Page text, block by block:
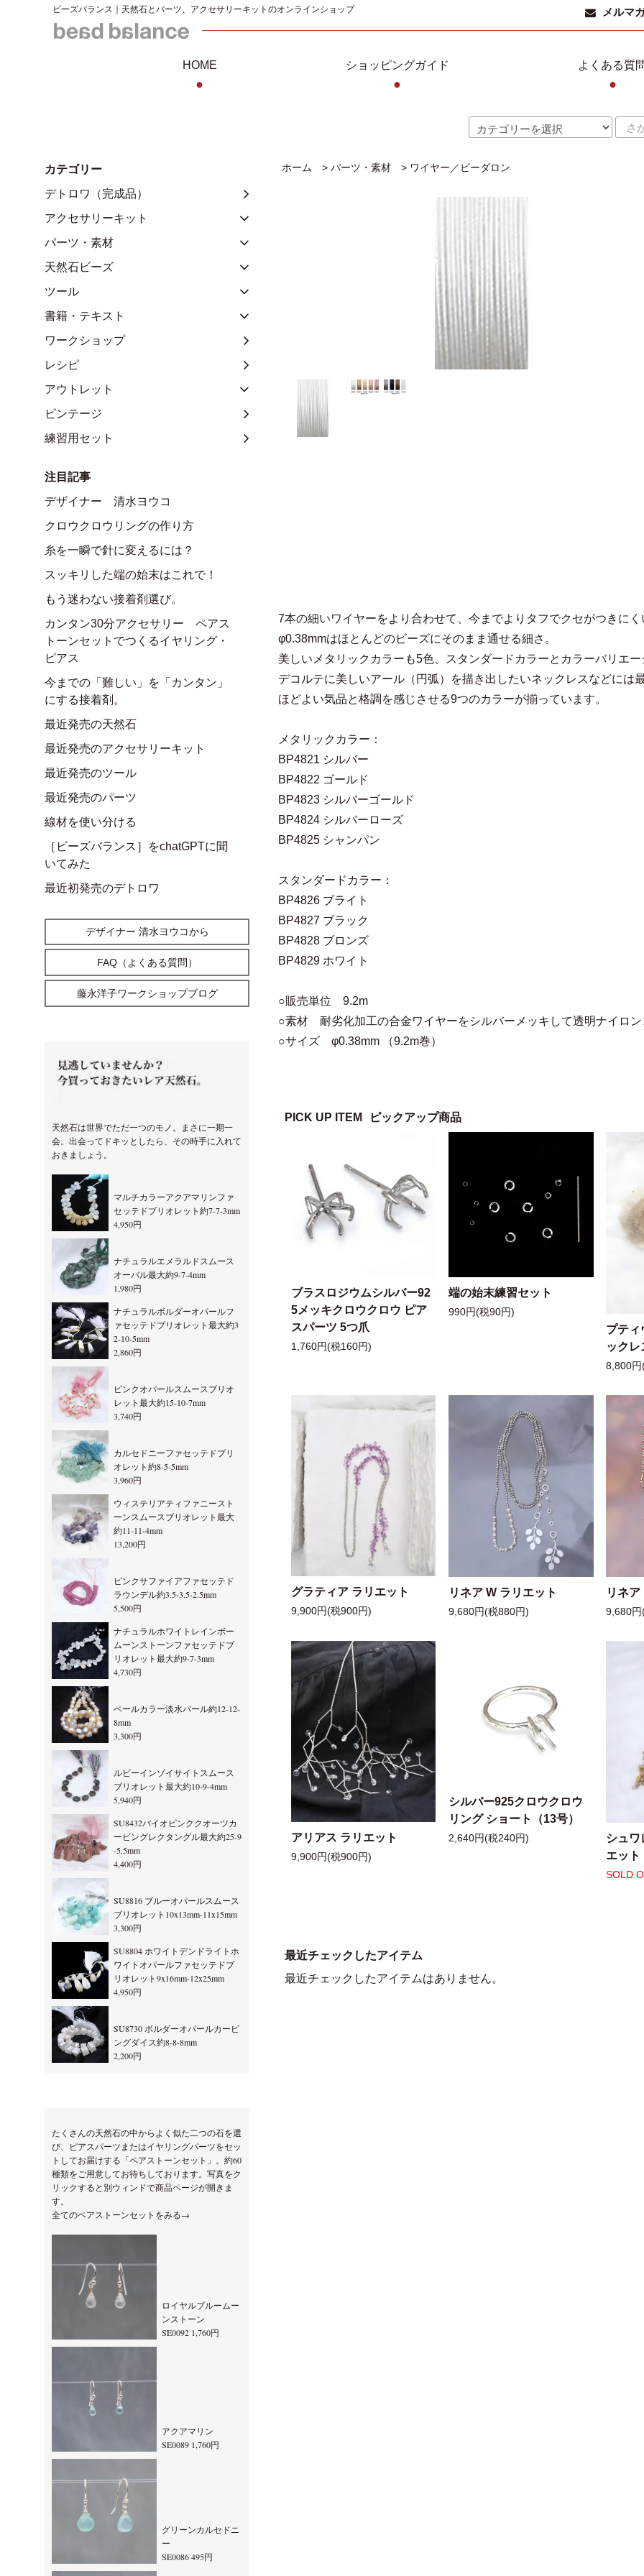
ビーズバランス｜天然石とパーツ、アクセサリーキットのオンラインショップ メルマ
HOME
●
ショッピングガイド
●
よくある質
●
ホーム > パーツ・素材 > ワイヤー／ビーダロン
7本の細いワイヤーをより合わせて、今までよりタフでクセがつきに
φ0.38mmはほとんどのビーズにそのまま通せる細さ。
美しいメタリックカラーも5色、スタンダードカラーとカラーバリエー
デコルテに美しいアール（円弧）を描き出したいネックレスなどには最
ほどよい気品と格調を感じさせる9つのカラーが揃っています。
メタリックカラー：
BP4821 シルバー
BP4822 ゴールド
BP4823 シルバーゴールド
BP4824 シルバーローズ
BP4825 シャンパン
スタンダードカラー：
BP4826 ブライト
BP4827 ブラック
BP4828 ブロンズ
BP4829 ホワイト
○販売単位 9.2m
○素材 耐劣化加工の合金ワイヤーをシルバーメッキして透明ナイロン
○サイズ φ0.38mm （9.2m巻）
PICK UP ITEM ピックアップ商品
ブラスロジウムシルバー92
5メッキクロウクロウ ピア
スパーツ 5つ爪
1,760円(税160円)
端の始末練習セット
990円(税90円)
プティ
ックレ
8,800円
グラティア ラリエット
9,900円(税900円)
リネア W ラリエット
9,680円(税880円)
リネア
9,680円
アリアス ラリエット
9,900円(税900円)
シルバー925クロウクロウ
リング ショート（13号）
2,640円(税240円)
シュワ
エット
SOLD
最近チェックしたアイテム
最近チェックしたアイテムはありません。
カテゴリー
デトロワ（完成品）
アクセサリーキット
パーツ・素材
天然石ビーズ
ツール
書籍・テキスト
ワークショップ
レシピ
アウトレット
ビンテージ
練習用セット
注目記事
デザイナー 清水ヨウコ
クロウクロウリングの作り方
糸を一瞬で針に変えるには？
スッキリした端の始末はこれで！
もう迷わない接着剤選び。
カンタン30分アクセサリー ペアス
トーンセットでつくるイヤリング・
ピアス
今までの「難しい」を「カンタン」
にする接着剤。
最近発売の天然石
最近発売のアクセサリーキット
最近発売のツール
最近発売のパーツ
線材を使い分ける
［ビーズバランス］をchatGPTに聞
いてみた
最近初発売のデトロワ
デザイナー 清水ヨウコから
FAQ（よくある質問）
藤永洋子ワークショップブログ
天然石は世界でただ一つのモノ。まさに一期一
会。出会ってドキッとしたら、その時手に入れて
おきましょう。
マルチカラーアクアマリンファ
セッテドブリオレット約7-7-3mm
4,950円
ナチュラルエメラルドスムース
オーバル最大約9-7-4mm
1,980円
ナチュラルボルダーオパールフ
ァセッテドブリオレット最大約3
2-10-5mm
2,860円
ピンクオパールスムースブリオ
レット最大約15-10-7mm
3,740円
カルセドニーファセッテドブリ
オレット約8-5-5mm
3,960円
ウィステリアティファニースト
ーンスムースブリオレット最大
約11-11-4mm
13,200円
ピンクサファイアファセッテド
ラウンデル約3.5-3.5-2.5mm
5,500円
ナチュラルホワイトレインボー
ムーンストーンファセッテドブ
リオレット最大約9-7-3mm
4,730円
ペールカラー淡水パール約12-12-
8mm
3,300円
ルビーインゾイサイトスムース
ブリオレット最大約10-9-4mm
5,940円
SU8432バイオピンククオーツカ
ービングレクタングル最大約25-9
-5.5mm
4,400円
SU8816 ブルーオパールスムース
ブリオレット10x13mm-11x15mm
3,300円
SU8804 ホワイトデンドライトホ
ワイトオパールファセッテドブ
リオレット9x16mm-12x25mm
4,950円
SU8730 ボルダーオパールカービ
ングダイス約8-8-8mm
2,200円
たくさんの天然石の中からよく似た二つの石を選
び、ピアスパーツまたはイヤリングパーツをセッ
トしてお届けする「ペアストーンセット」。約60
種類をご用意してお待ちしております。写真をク
リックすると別ウィンドで商品ページが開きま
す。
全てのペアストーンセットをみる→
ロイヤルブルームー
ンストーン
SE0092 1,760円
アクアマリン
SE0089 1,760円
グリーンカルセドニ
ー
SE0086 495円